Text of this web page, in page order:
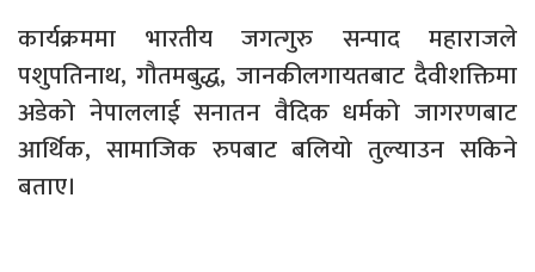
कार्यक्रममा भारतीय जगत्गुरु सन्पाद महाराजले
पशुपतिनाथ, गौतमबुद्ध, जानकीलगायतबाट दैवीशक्तिमा
अडेको नेपाललाई सनातन वैदिक धर्मको जागरणबाट
आर्थिक, सामाजिक रुपबाट बलियो तुल्याउन सकिने
बताए।